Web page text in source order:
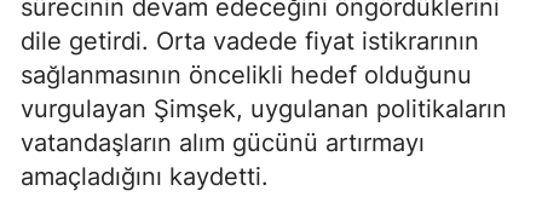
sürecinin devam edeceğini öngördüklerini
dile getirdi. Orta vadede fiyat istikrarının
sağlanmasının öncelikli hedef olduğunu
vurgulayan Şimşek, uygulanan politikaların
vatandaşların alım gücünü artırmayı
amaçladığını kaydetti.